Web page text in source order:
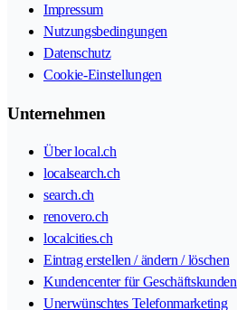
Impressum
Nutzungsbedingungen
Datenschutz
Cookie-Einstellungen
Unternehmen
Über local.ch
localsearch.ch
search.ch
renovero.ch
localcities.ch
Eintrag erstellen / ändern / löschen
Kundencenter für Geschäftskunden
Unerwünschtes Telefonmarketing